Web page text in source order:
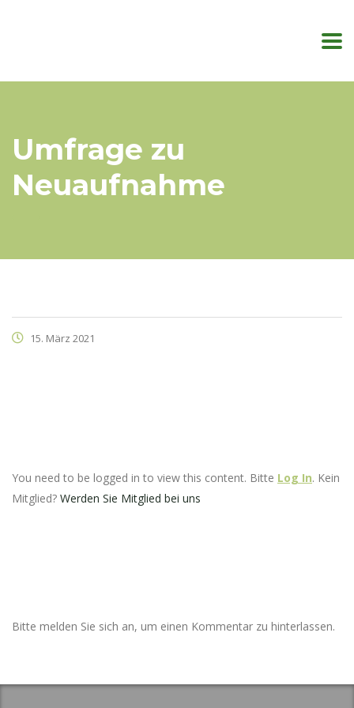
Umfrage zu
Neuaufnahme
15. März 2021
You need to be logged in to view this content. Bitte Log In. Kein
Mitglied? Werden Sie Mitglied bei uns
Bitte melden Sie sich an, um einen Kommentar zu hinterlassen.